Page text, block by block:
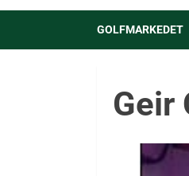
GOLFMARKEDET
Geir